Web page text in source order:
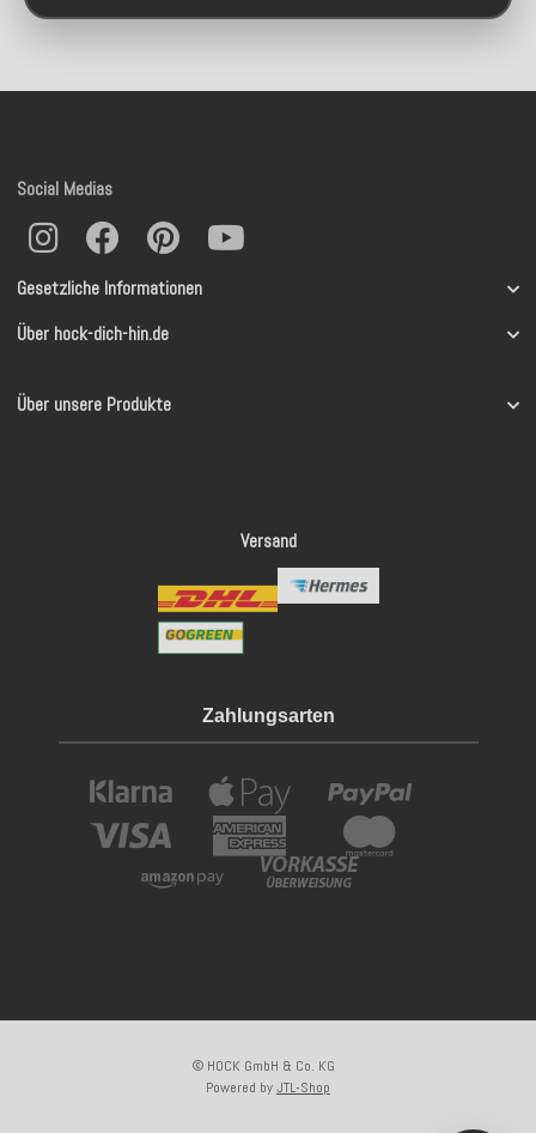
Gesetzliche Informationen
Über hock-dich-hin.de
Über unsere Produkte
Social Medias
Versand
Zahlungsarten
© HOCK GmbH & Co. KG
Powered byJTL-Shop